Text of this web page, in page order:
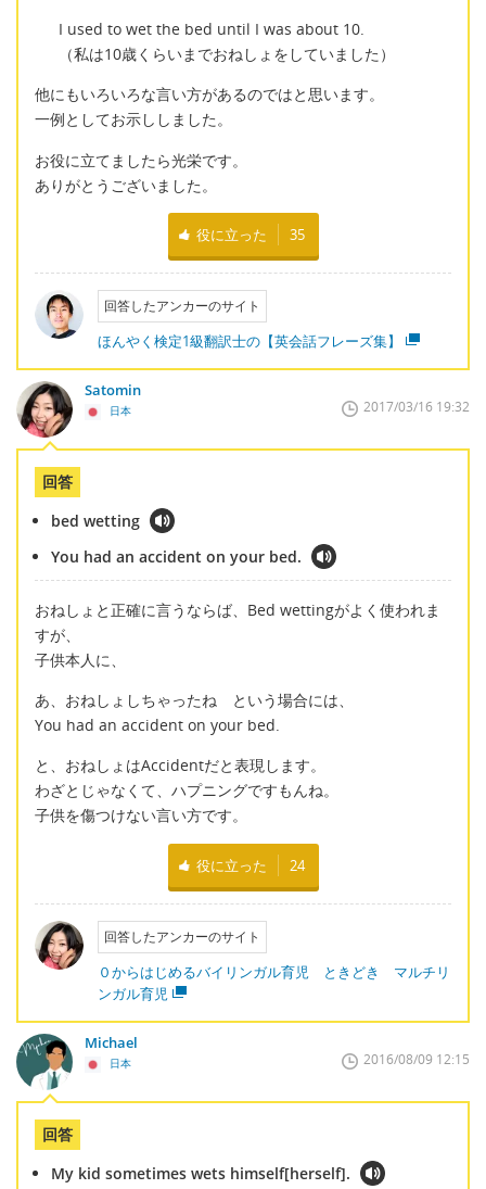
I used to wet the bed until I was about 10.
（私は10歳くらいまでおねしょをしていました）
他にもいろいろな言い方があるのではと思います。
一例としてお示ししました。
お役に立てましたら光栄です。
ありがとうございました。
役に立った 35
回答したアンカーのサイト
ほんやく検定1級翻訳士の【英会話フレーズ集】
Satomin
日本 2017/03/16 19:32
回答
bed wetting
You had an accident on your bed.
おねしょと正確に言うならば、Bed wettingがよく使われま
すが、
子供本人に、
あ、おねしょしちゃったね という場合には、
You had an accident on your bed.
と、おねしょはAccidentだと表現します。
わざとじゃなくて、ハプニングですもんね。
子供を傷つけない言い方です。
役に立った 24
回答したアンカーのサイト
０からはじめるバイリンガル育児 ときどき マルチリ
ンガル育児
Michael
日本 2016/08/09 12:15
回答
My kid sometimes wets himself[herself].